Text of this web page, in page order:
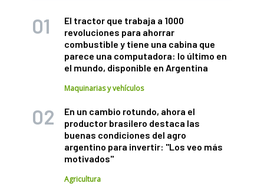
El tractor que trabaja a 1000
revoluciones para ahorrar
combustible y tiene una cabina que
parece una computadora: lo último en
el mundo, disponible en Argentina
Maquinarias y vehículos
En un cambio rotundo, ahora el
productor brasilero destaca las
buenas condiciones del agro
argentino para invertir: "Los veo más
motivados"
Agricultura